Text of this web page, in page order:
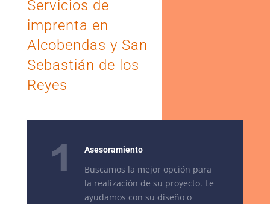
Servicios de
imprenta en
Alcobendas y San
Sebastián de los
Reyes
Asesoramiento
Buscamos la mejor opción para
la realización de su proyecto. Le
ayudamos con su diseño o